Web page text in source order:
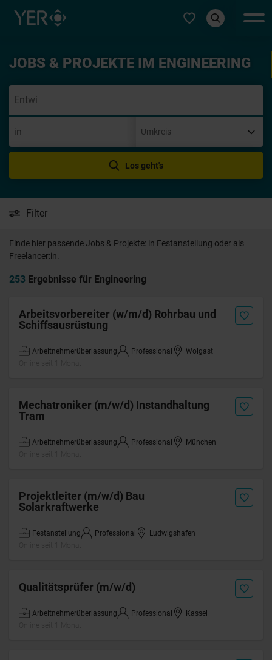
Typ auswählen
JOBS & PROJEKTE IM ENGINEERING
Los geht's
Filter
Finde hier passende Jobs & Projekte: in Festanstellung oder als
Freelancer:in.
253 Ergebnisse für Engineering
Arbeitsvorbereiter (w/m/d) Rohrbau und
Schiffsausrüstung
Arbeitnehmerüberlassung Professional
Wolgast
Mechatroniker (m/w/d) Instandhaltung
Tram
Arbeitnehmerüberlassung Professional
München
Projektleiter (m/w/d) Bau
Solarkraftwerke
Festanstellung Professional
Ludwigshafen
Qualitätsprüfer (m/w/d)
Arbeitnehmerüberlassung Professional
Kassel